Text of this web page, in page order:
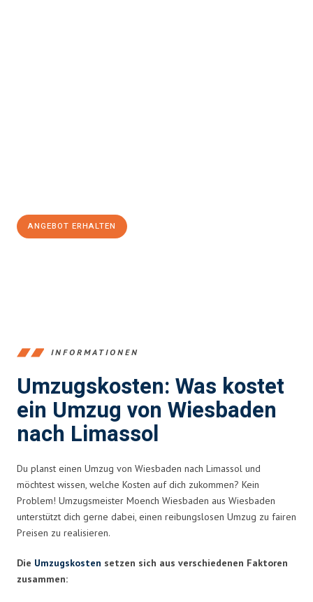
ANGEBOT ERHALTEN
INFORMATIONEN
Umzugskosten: Was kostet
ein Umzug von Wiesbaden
nach Limassol
Du planst einen Umzug von Wiesbaden nach Limassol und
möchtest wissen, welche Kosten auf dich zukommen? Kein
Problem! Umzugsmeister Moench Wiesbaden aus Wiesbaden
unterstützt dich gerne dabei, einen reibungslosen Umzug zu fairen
Preisen zu realisieren.
Die Umzugskosten setzen sich aus verschiedenen Faktoren
zusammen: